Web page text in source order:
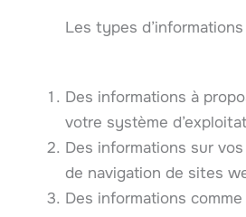
Les types
Des informations à
votre système
Des informations sur
de navigation de sites
Des informations